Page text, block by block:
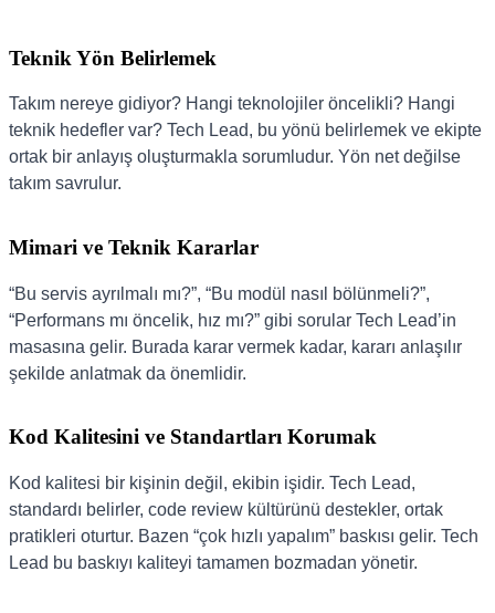
Teknik Yön Belirlemek
Takım nereye gidiyor? Hangi teknolojiler öncelikli? Hangi
teknik hedefler var? Tech Lead, bu yönü belirlemek ve ekipte
ortak bir anlayış oluşturmakla sorumludur. Yön net değilse
takım savrulur.
Mimari ve Teknik Kararlar
“Bu servis ayrılmalı mı?”, “Bu modül nasıl bölünmeli?”,
“Performans mı öncelik, hız mı?” gibi sorular Tech Lead’in
masasına gelir. Burada karar vermek kadar, kararı anlaşılır
şekilde anlatmak da önemlidir.
Kod Kalitesini ve Standartları Korumak
Kod kalitesi bir kişinin değil, ekibin işidir. Tech Lead,
standardı belirler, code review kültürünü destekler, ortak
pratikleri oturtur. Bazen “çok hızlı yapalım” baskısı gelir. Tech
Lead bu baskıyı kaliteyi tamamen bozmadan yönetir.